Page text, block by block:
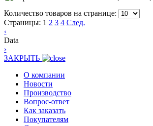
Количество товаров на странице:
Страницы: 1 2 3 4 След.
‹
Data
›
ЗАКРЫТЬ
О компании
Новости
Производство
Вопрос-ответ
Как заказать
Покупателям